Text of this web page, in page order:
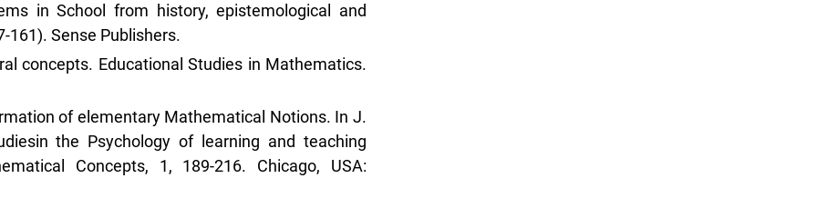
in School from history, epistemological and
161). Sense Publishers.
concepts. Educational Studies in Mathematics.
of elementary Mathematical Notions. In J.
the Psychology of learning and teaching
Concepts, 1, 189-216. Chicago, USA: